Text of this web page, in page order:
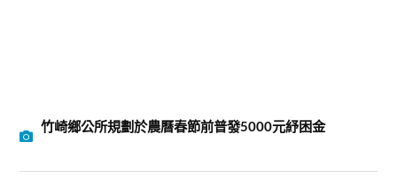
竹崎鄉公所規劃於農曆春節前普發5000元紓困金